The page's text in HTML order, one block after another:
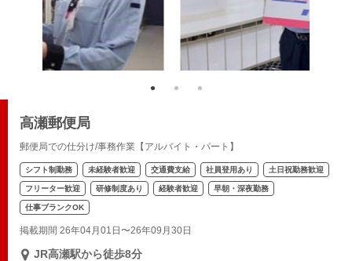
高瀬郵便局
郵便局での仕分け/事務作業【アルバイト・パート】
シフト制勤務 未経験者歓迎 交通費支給 社員登用あり 土日祝勤務歓迎
フリーター歓迎 研修制度あり 経験者歓迎 早朝・深夜勤務
仕事ブランクOK
掲載期間 26年04月01日〜26年09月30日
JR高瀬駅から徒歩8分